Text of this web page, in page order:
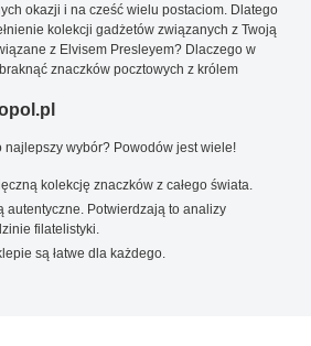
okazji i na cześć wielu postaciom. Dlatego
kolekcji gadżetów związanych z Twoją
z Elvisem Presleyem? Dlaczego w
znaczków pocztowych z królem
najlepszy wybór? Powodów jest wiele!
kolekcję znaczków z całego świata.
autentyczne. Potwierdzają to analizy
filatelistyki.
są łatwe dla każdego.